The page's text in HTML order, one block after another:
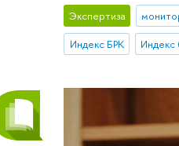
Экспертиза
Индекс БРК